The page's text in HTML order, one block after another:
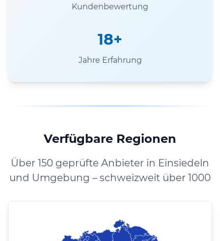
Kundenbewertung
18+
Jahre Erfahrung
Verfügbare Regionen
Über 150 geprüfte Anbieter in Einsiedeln
und Umgebung – schweizweit über 1000